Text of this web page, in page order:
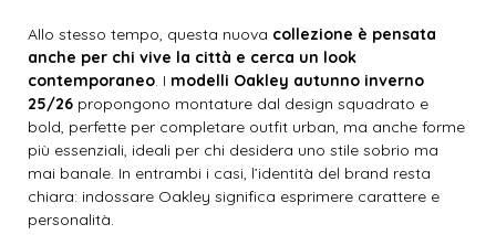
Allo stesso tempo, questa nuova collezione è pensata
anche per chi vive la città e cerca un look
contemporaneo. I modelli Oakley autunno inverno
25/26 propongono montature dal design squadrato e
bold, perfette per completare outfit urban, ma anche forme
più essenziali, ideali per chi desidera uno stile sobrio ma
mai banale. In entrambi i casi, l’identità del brand resta
chiara: indossare Oakley significa esprimere carattere e
personalità.